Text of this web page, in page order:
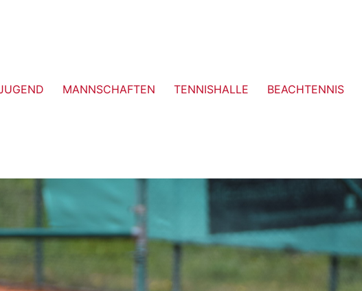
MANNSCHAFTEN TENNISHALLE BEACHTENNIS